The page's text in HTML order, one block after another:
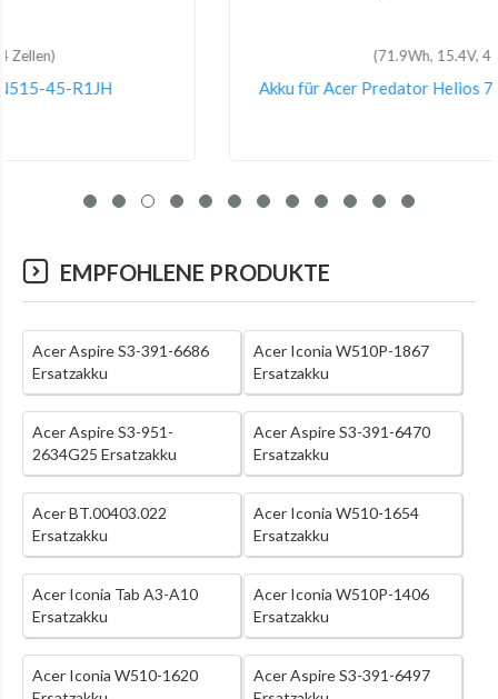
Akku für Acer Predator Helios 700 PH717-71-77QW
EMPFOHLENE PRODUKTE
Acer Aspire S3-391-6686
Ersatzakku
Acer Iconia W510P-1867
Ersatzakku
Acer Aspire S3-951-
2634G25 Ersatzakku
Acer Aspire S3-391-6470
Ersatzakku
Acer BT.00403.022
Ersatzakku
Acer Iconia W510-1654
Ersatzakku
Acer Iconia Tab A3-A10
Ersatzakku
Acer Iconia W510P-1406
Ersatzakku
Acer Iconia W510-1620
Acer Aspire S3-391-6497